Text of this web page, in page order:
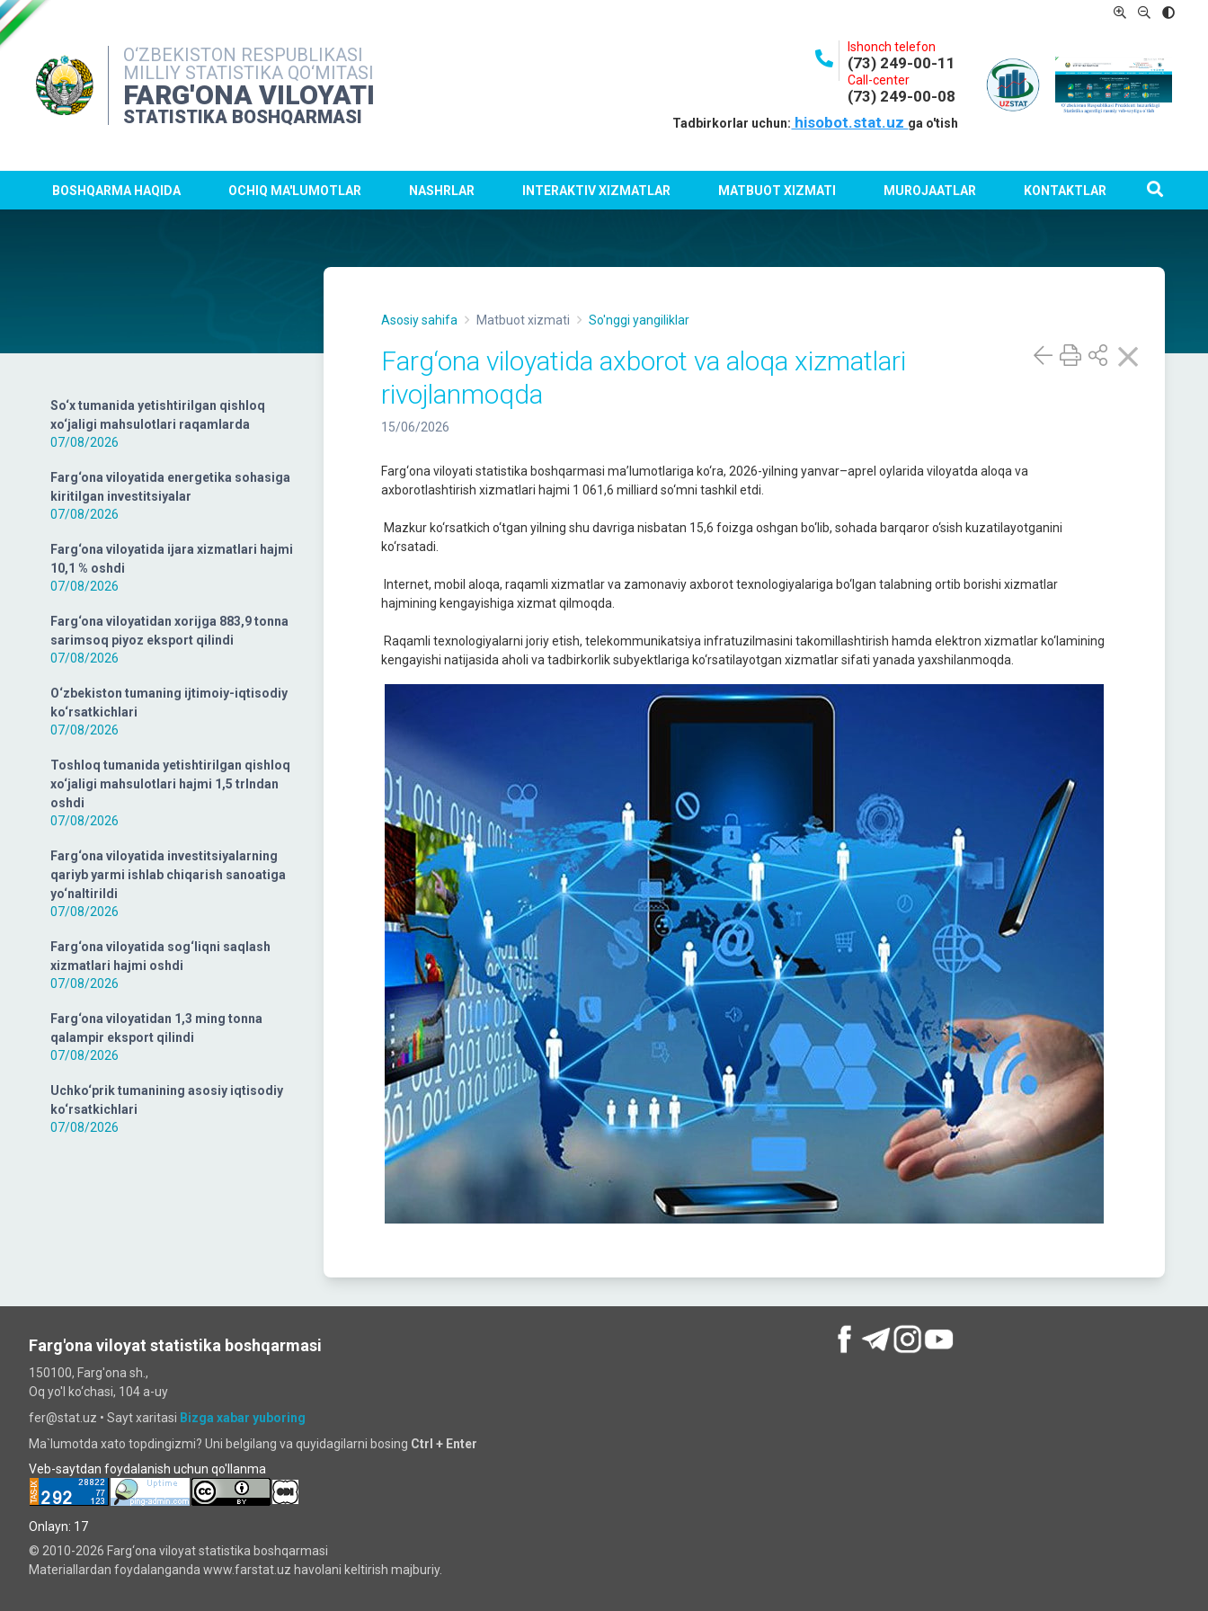
O‘ZBEKISTON RESPUBLIKASI
MILLIY STATISTIKA QO‘MITASI
FARG'ONA VILOYATI
STATISTIKA BOSHQARMASI
Ishonch telefon
(73) 249-00-11
Call-center
(73) 249-00-08
Tadbirkorlar uchun: hisobot.stat.uz ga o'tish
BOSHQARMA HAQIDA OCHIQ MA'LUMOTLAR NASHRLAR INTERAKTIV XIZMATLAR MATBUOT XIZMATI MUROJAATLAR KONTAKTLAR
So‘x tumanida yetishtirilgan qishloq
xo‘jaligi mahsulotlari raqamlarda
07/08/2026
Farg‘ona viloyatida energetika sohasiga
kiritilgan investitsiyalar
07/08/2026
Farg‘ona viloyatida ijara xizmatlari hajmi
10,1 % oshdi
07/08/2026
Farg‘ona viloyatidan xorijga 883,9 tonna
sarimsoq piyoz eksport qilindi
07/08/2026
O‘zbekiston tumaning ijtimoiy-iqtisodiy
ko‘rsatkichlari
07/08/2026
Toshloq tumanida yetishtirilgan qishloq
xo‘jaligi mahsulotlari hajmi 1,5 trlndan
oshdi
07/08/2026
Farg‘ona viloyatida investitsiyalarning
qariyb yarmi ishlab chiqarish sanoatiga
yo‘naltirildi
07/08/2026
Farg‘ona viloyatida sog‘liqni saqlash
xizmatlari hajmi oshdi
07/08/2026
Farg‘ona viloyatidan 1,3 ming tonna
qalampir eksport qilindi
07/08/2026
Uchko‘prik tumanining asosiy iqtisodiy
ko‘rsatkichlari
07/08/2026
Asosiy sahifa Matbuot xizmati So'nggi yangiliklar
Farg‘ona viloyatida axborot va aloqa xizmatlari
rivojlanmoqda
15/06/2026
Farg‘ona viloyati statistika boshqarmasi ma’lumotlariga ko‘ra, 2026-yilning yanvar–aprel oylarida viloyatda aloqa va
axborotlashtirish xizmatlari hajmi 1 061,6 milliard so‘mni tashkil etdi.
Mazkur ko‘rsatkich o‘tgan yilning shu davriga nisbatan 15,6 foizga oshgan bo‘lib, sohada barqaror o‘sish kuzatilayotganini
ko‘rsatadi.
Internet, mobil aloqa, raqamli xizmatlar va zamonaviy axborot texnologiyalariga bo‘lgan talabning ortib borishi xizmatlar
hajmining kengayishiga xizmat qilmoqda.
Raqamli texnologiyalarni joriy etish, telekommunikatsiya infratuzilmasini takomillashtirish hamda elektron xizmatlar ko‘lamining
kengayishi natijasida aholi va tadbirkorlik subyektlariga ko‘rsatilayotgan xizmatlar sifati yanada yaxshilanmoqda.
Farg'ona viloyat statistika boshqarmasi
150100, Farg'ona sh.,
Oq yo'l ko‘chаsi, 104 a-uy
fer@stat.uz • Sayt xaritasi Bizga xabar yuboring
Ma`lumotda xato topdingizmi? Uni belgilang va quyidagilarni bosing Ctrl + Enter
Veb-saytdan foydalanish uchun qo'llanma
Onlayn: 17
© 2010-2026 Farg‘ona viloyat statistika boshqarmasi
Materiallardan foydalanganda www.farstat.uz havolani keltirish majburiy.